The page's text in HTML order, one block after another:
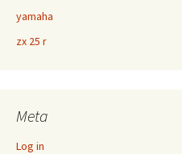
yamaha
zx 25 r
Meta
Log in